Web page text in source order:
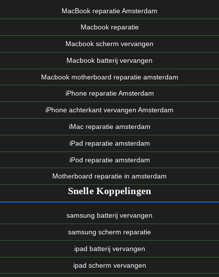
MacBook reparatie Amsterdam
Macbook reparatie
Macbook scherm vervangen
Macbook batterij vervangen
Macbook motherboard reparatie amsterdam
iPhone reparatie Amsterdam
iPhone achterkant vervangen Amsterdam
iMac reparatie amsterdam
iPad reparatie amsterdam
iPod reparatie amsterdam
Motherboard reparatie in amsterdam
Snelle Koppelingen
samsung batterij vervangen
samsung scherm reparatie
ipad batterij vervangen
ipad scherm vervangen